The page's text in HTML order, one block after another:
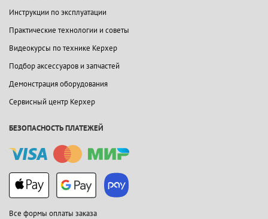
Инструкции по эксплуатации
Практические технологии и советы
Видеокурсы по технике Керхер
Подбор аксессуаров и запчастей
Демонстрация оборудования
Сервисный центр Керхер
БЕЗОПАСНОСТЬ ПЛАТЕЖЕЙ
Все формы оплаты заказа